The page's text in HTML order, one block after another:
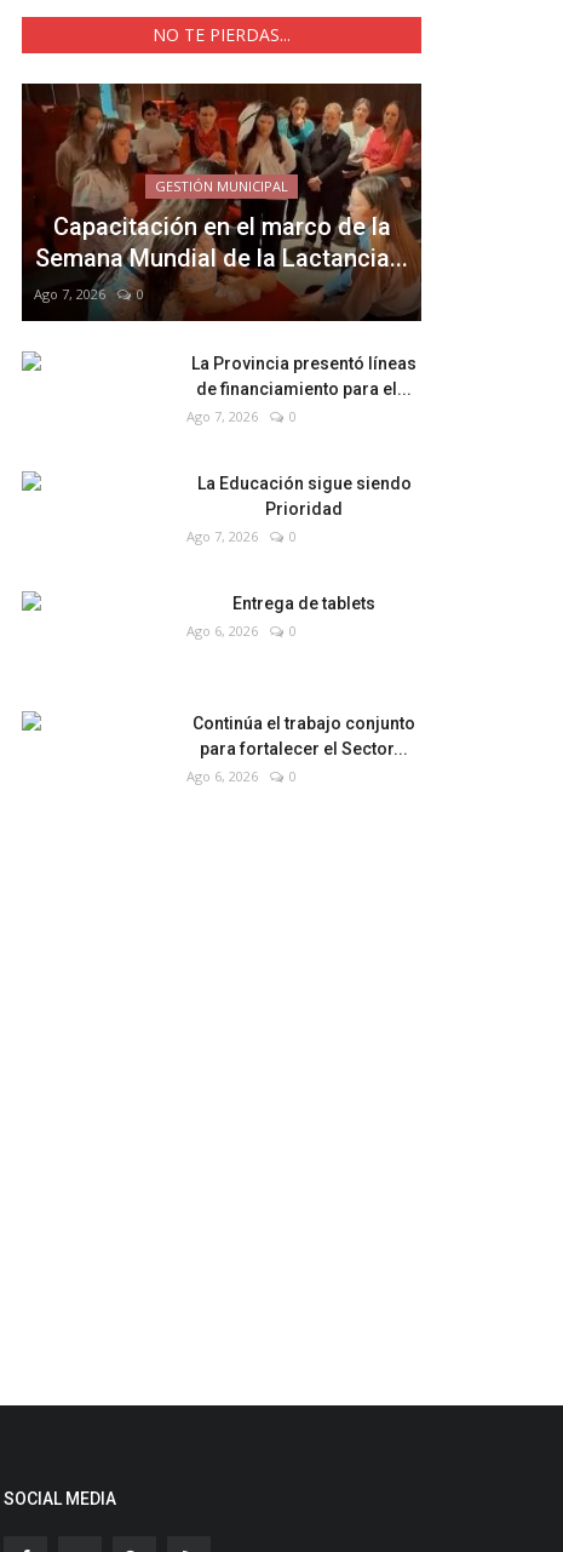
NO TE PIERDAS...
GESTIÓN MUNICIPAL
Capacitación en el marco de la
Semana Mundial de la Lactancia...
Ago 7, 2026 0
La Provincia presentó líneas
de financiamiento para el...
Ago 7, 2026 0
La Educación sigue siendo
Prioridad
Ago 7, 2026 0
Entrega de tablets
Ago 6, 2026 0
Continúa el trabajo conjunto
para fortalecer el Sector...
Ago 6, 2026 0
SOCIAL MEDIA